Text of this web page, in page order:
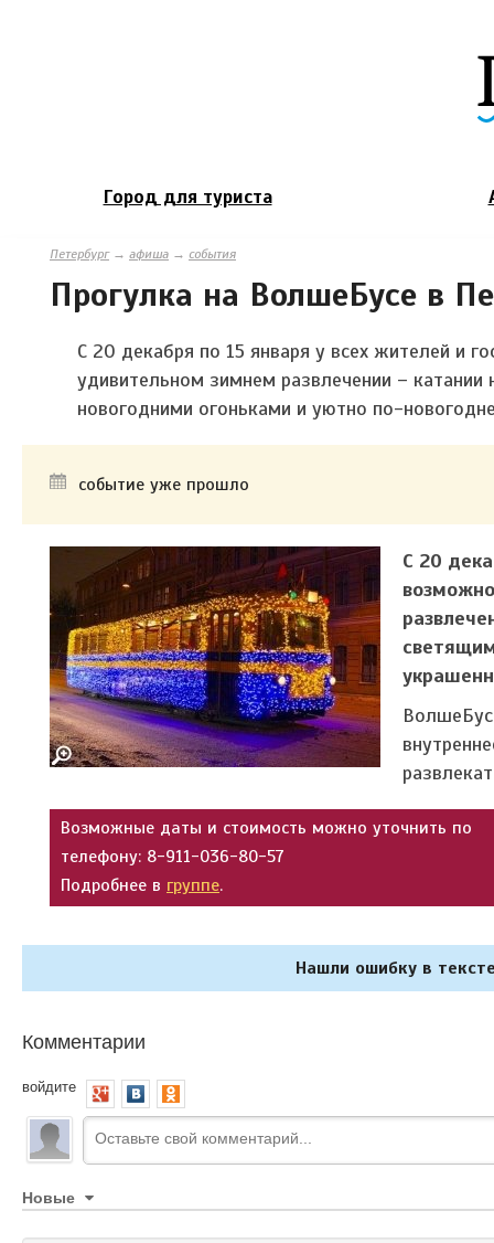
Город для туриста
Петербург→ афиша → события
Прогулка на ВолшеБусе в
С 20 декабря по 15 января у всех жителей и
удивительном зимнем развлечении –
новогодними огоньками и уютно по-
событие уже прошло
С 20
Возможные даты и стоимость можно уточнить по
телефону: 8-911-036-80-57
Подробнее в группе.
Нашли ошибку в
Комментарии
войдите
Новые